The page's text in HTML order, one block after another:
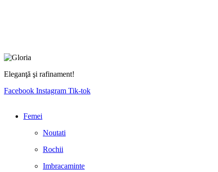
Eleganţă şi rafinament!
Facebook Instagram Tik-tok
Femei
Noutati
Rochii
Imbracaminte